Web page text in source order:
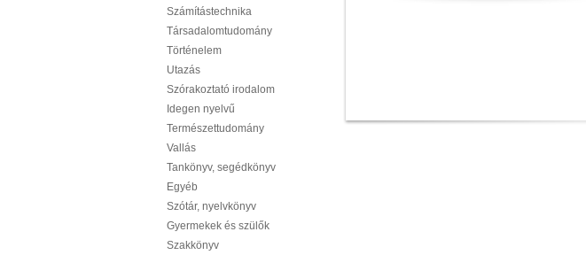
Számítástechnika
Társadalomtudomány
Történelem
Utazás
Szórakoztató irodalom
Idegen nyelvű
Természettudomány
Vallás
Tankönyv, segédkönyv
Egyéb
Szótár, nyelvkönyv
Gyermekek és szülők
Szakkönyv